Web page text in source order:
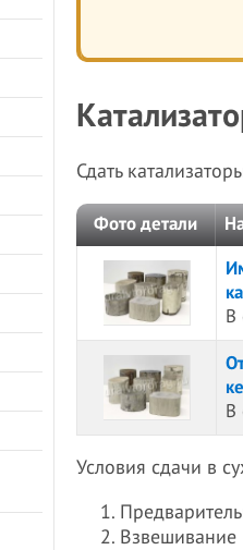
Сдать
Фото детали
В
В
Условия сдачи в
Взвешивание